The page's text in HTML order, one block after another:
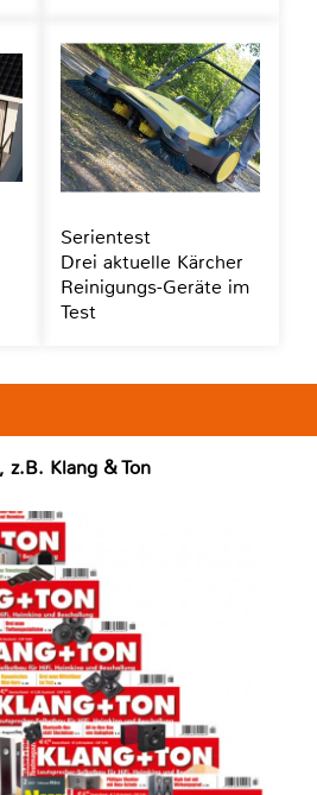
z.B. Klang & Ton
Serientest
Drei aktuelle Kärcher
Reinigungs-Geräte im
Test